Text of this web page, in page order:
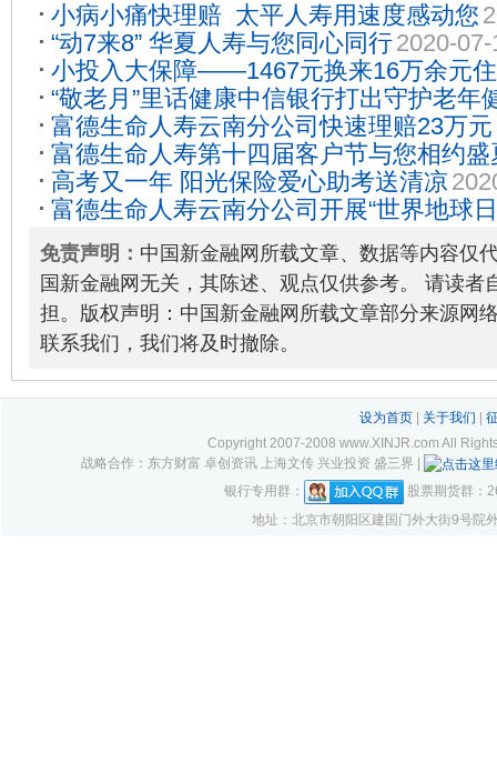
小病小痛快理赔 太平人寿用速度感动您
“动7来8” 华夏人寿与您同心同行2020-07-
小投入大保障——1467元换来16万余元
“敬老月”里话健康中信银行打出守护老年
10-28
富德生命人寿云南分公司快速理赔23万元
富德生命人寿第十四届客户节与您相约
线上、线下客户服务活动火热启幕2020-
高考又一年 阳光保险爱心助考送清凉
富德生命人寿云南分公司开展“世界地球
21
免责声明： 中国新金融网所载文章、数据等内容仅
国新金融网无关，其陈述、观点仅供参考。 请读者
担。版权声明：中国新金融网所载文章部分来源网
联系我们，我们将及时撤除。
设为首页| 关于我们
Copyright 2007-2008 www.XINJR.com All
战略合作：东方财富 卓创资讯 上海文传 兴业投资 盛三界 |
银行专用群：
股票期货群：
地址：北京市朝阳区建国门外大街9号院